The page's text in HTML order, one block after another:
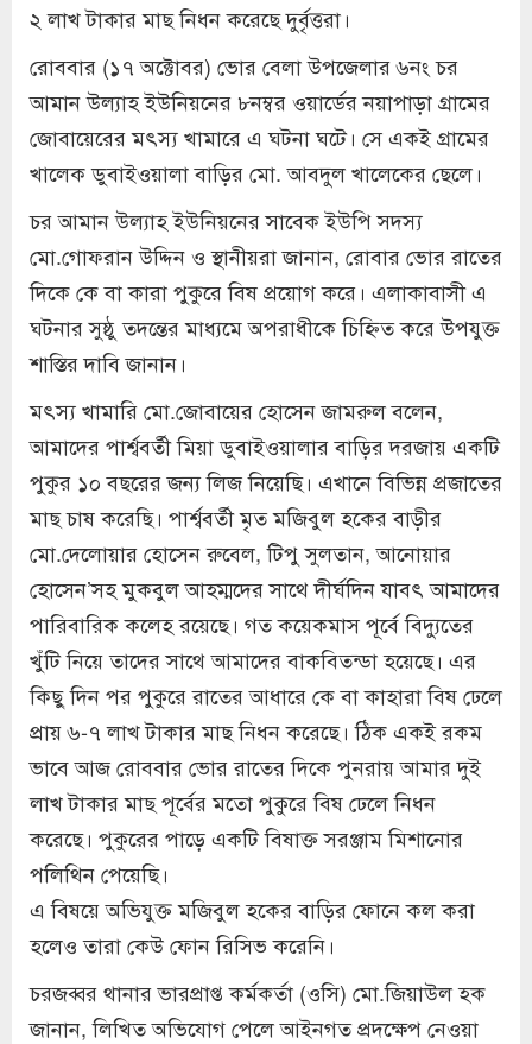
২ লাখ টাকার মাছ নিধন করেছে দুর্বৃত্তরা।
রোববার (১৭ অক্টোবর) ভোর বেলা উপজেলার ৬নং চর
আমান উল্যাহ ইউনিয়নের ৮নম্বর ওয়ার্ডের নয়াপাড়া গ্রামের
জোবায়েরের মৎস্য খামারে এ ঘটনা ঘটে। সে একই গ্রামের
খালেক ডুবাইওয়ালা বাড়ির মো. আবদুল খালেকের ছেলে।
চর আমান উল্যাহ ইউনিয়নের সাবেক ইউপি সদস্য
মো.গোফরান উদ্দিন ও স্থানীয়রা জানান, রোবার ভোর রাতের
দিকে কে বা কারা পুকুরে বিষ প্রয়োগ করে। এলাকাবাসী এ
ঘটনার সুষ্ঠু তদন্তের মাধ্যমে অপরাধীকে চিহ্নিত করে উপযুক্ত
শাস্তির দাবি জানান।
মৎস্য খামারি মো.জোবায়ের হোসেন জামরুল বলেন,
আমাদের পার্শ্ববর্তী মিয়া ডুবাইওয়ালার বাড়ির দরজায় একটি
পুকুর ১০ বছরের জন্য লিজ নিয়েছি। এখানে বিভিন্ন প্রজাতের
মাছ চাষ করেছি। পার্শ্ববর্তী মৃত মজিবুল হকের বাড়ীর
মো.দেলোয়ার হোসেন রুবেল, টিপু সুলতান, আনোয়ার
হোসেন’সহ মুকবুল আহম্মদের সাথে দীর্ঘদিন যাবৎ আমাদের
পারিবারিক কলেহ রয়েছে। গত কয়েকমাস পূর্বে বিদ্যুতের
খুঁটি নিয়ে তাদের সাথে আমাদের বাকবিতন্ডা হয়েছে। এর
কিছু দিন পর পুকুরে রাতের আধারে কে বা কাহারা বিষ ঢেলে
প্রায় ৬-৭ লাখ টাকার মাছ নিধন করেছে। ঠিক একই রকম
ভাবে আজ রোববার ভোর রাতের দিকে পুনরায় আমার দুই
লাখ টাকার মাছ পূর্বের মতো পুকুরে বিষ ঢেলে নিধন
করেছে। পুকুরের পাড়ে একটি বিষাক্ত সরঞ্জাম মিশানোর
পলিথিন পেয়েছি।
এ বিষয়ে অভিযুক্ত মজিবুল হকের বাড়ির ফোনে কল করা
হলেও তারা কেউ ফোন রিসিভ করেনি।
চরজব্বর থানার ভারপ্রাপ্ত কর্মকর্তা (ওসি) মো.জিয়াউল হক
জানান, লিখিত অভিযোগ পেলে আইনগত প্রদক্ষেপ নেওয়া